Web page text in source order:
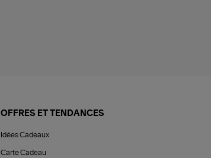
OFFRES ET TENDANCES
Idées Cadeaux
Carte Cadeau